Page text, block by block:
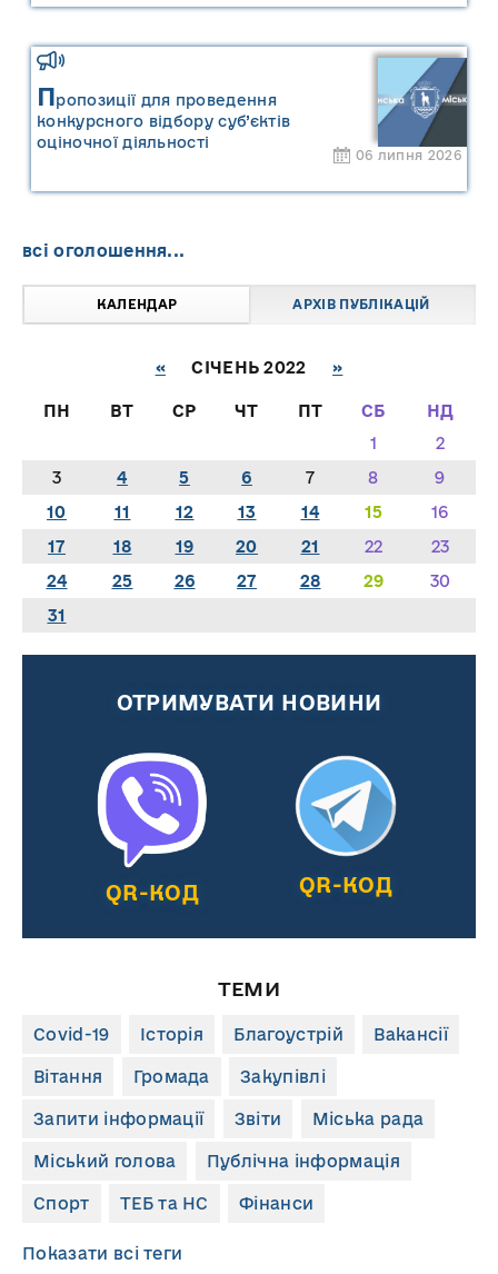
Пропозиції для проведення
конкурсного відбору суб’єктів
оціночної діяльності
06 липня 2026
всі оголошення...
КАЛЕНДАР АРХІВ ПУБЛІКАЦІЙ
«СІЧЕНЬ 2022 »
ПН ВТ СР ЧТ ПТ СБ
НД
1
2
3
4 5 6 7 8
9
10
11 12 13 14 15
16
17
18 19 20 21 22
23
24
25 26 27 28 29
30
31
ОТРИМУВАТИ НОВИНИ
QR-КОД QR-КОД
ТЕМИ
Covid-19 Історія Благоустрій Вакансії
Вітання Громада Закупівлі
Запити інформації Звіти Міська рада
Міський голова Публічна інформація
Спорт ТЕБ та НС Фінанси
Показати всі теги